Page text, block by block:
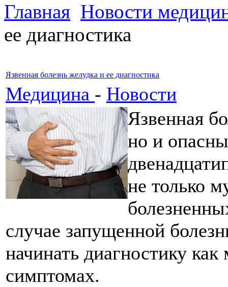
Главная Новости
ее диагностика
Язвенная болезнь желудка и ее диагностика
Медицина - Новости
Язвенная
но и
не только
случае запущенной
начинать диагностику
симптомах.